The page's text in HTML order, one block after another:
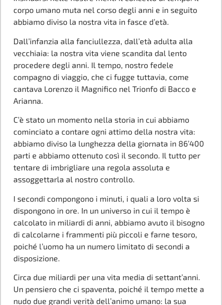
corpo umano muta nel corso degli anni e in seguito
abbiamo diviso la nostra vita in fasce d’età.
Dall’infanzia alla fanciullezza, dall’età adulta alla
vecchiaia: la nostra vita viene scandita dal lento
procedere degli anni. Il tempo, nostro fedele
compagno di viaggio, che ci fugge tuttavia, come
cantava Lorenzo il Magnifico nel Trionfo di Bacco e
Arianna.
C’è stato un momento nella storia in cui abbiamo
cominciato a contare ogni attimo della nostra vita:
abbiamo diviso la lunghezza della giornata in 86’400
parti e abbiamo ottenuto così il secondo. Il tutto per
tentare di imbrigliare una regola assoluta e
assoggettarla al nostro controllo.
I secondi compongono i minuti, i quali a loro volta si
dispongono in ore. In un universo in cui il tempo è
calcolato in miliardi di anni, abbiamo avuto il bisogno
di calcolarne i frammenti più piccoli e farne tesoro,
poiché l’uomo ha un numero limitato di secondi a
disposizione.
Circa due miliardi per una vita media di settant’anni.
Un pensiero che ci spaventa, poiché il tempo mette a
nudo due grandi verità dell’animo umano: la sua